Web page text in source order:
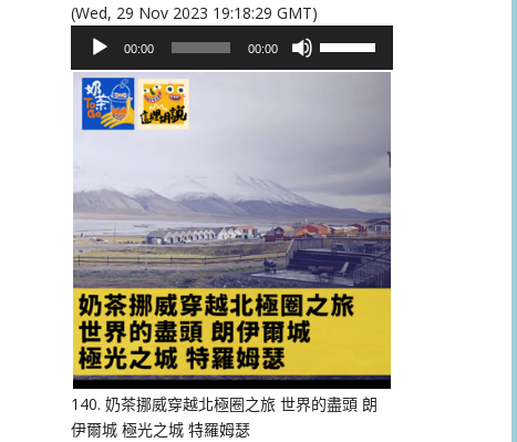
(Wed, 29 Nov 2023 19:18:29 GMT)
播
放
00:00 00:00
以
提
高
或
降
量。
140. 奶茶挪威穿越北極圈之旅 世界的盡頭 朗
伊爾城 極光之城 特羅姆瑟